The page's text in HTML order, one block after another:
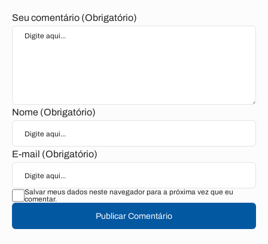
Seu comentário (Obrigatório)
Nome (Obrigatório)
E-mail (Obrigatório)
Salvar meus dados neste navegador para a próxima vez que eu
comentar.
Publicar Comentário